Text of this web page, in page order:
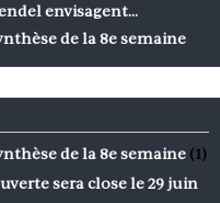
envisagent…
de la 8e semaine
de la 8e semaine (1)
sera close le 29 juin